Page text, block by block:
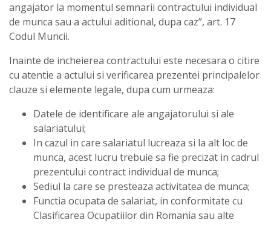
angajator la momentul semnarii contractului individual
de munca sau a actului aditional, dupa caz”, art. 17
Codul Muncii.
Inainte de incheierea contractului este necesara o citire
cu atentie a actului si verificarea prezentei principalelor
clauze si elemente legale, dupa cum urmeaza:
Datele de identificare ale angajatorului si ale
salariatului;
In cazul in care salariatul lucreaza si la alt loc de
munca, acest lucru trebuie sa fie precizat in cadrul
prezentului contract individual de munca;
Sediul la care se presteaza activitatea de munca;
Functia ocupata de salariat, in conformitate cu
Clasificarea Ocupatiilor din Romania sau alte